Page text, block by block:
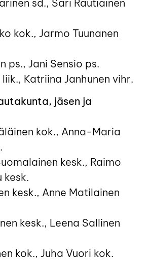
sd., Sari Rautiainen
kok., Jarmo Tuunanen
ps., Jani Sensio ps.
Katriina Janhunen vihr.
jäsen ja
kok., Anna-Maria
kesk., Raimo
kesk.
kesk., Anne Matilainen
kesk., Leena Sallinen
kok., Juha Vuori kok.